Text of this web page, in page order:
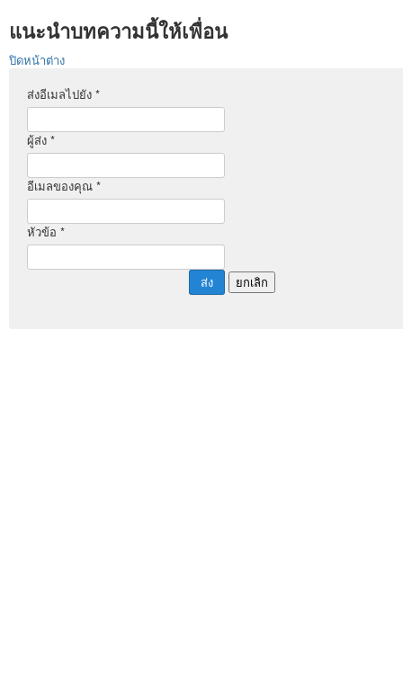
แนะนำบทความนี้ให้เพื่อน
ปิดหน้าต่าง
ส่งอีเมลไปยัง *
ผู้ส่ง *
อีเมลของคุณ *
หัวข้อ *
ส่ง ยกเลิก